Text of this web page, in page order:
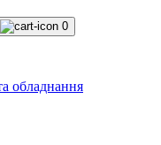
0
обладнання